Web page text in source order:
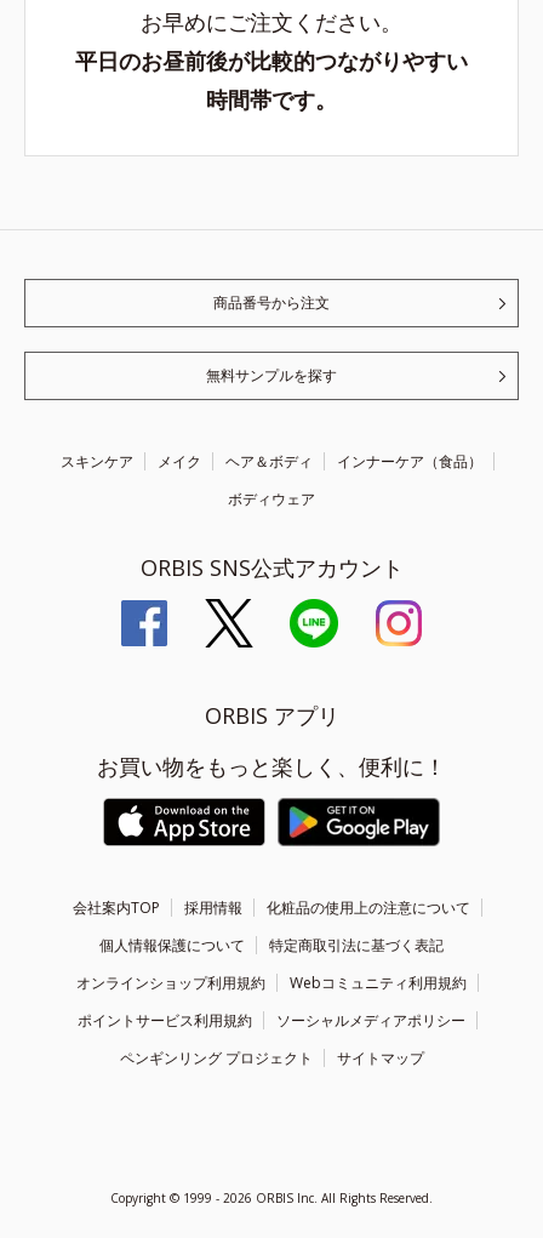
お早めにご注文ください。
平日のお昼前後が比較的つながりやすい
時間帯です。
商品番号から注文
無料サンプルを探す
スキンケア メイク ヘア＆ボディ
インナーケア（食品）
ボディウェア
ORBIS SNS公式アカウント
ORBIS アプリ
お買い物をもっと楽しく、便利に！
会社案内TOP 採用情報
化粧品の使用上の注意について
個人情報保護について
特定商取引法に基づく表記
オンラインショップ利用規約
Webコミュニティ利用規約
ポイントサービス利用規約
ソーシャルメディアポリシー
ペンギンリング プロジェクト
サイトマップ
Copyright © 1999 - 2026 ORBIS Inc. All Rights Reserved.